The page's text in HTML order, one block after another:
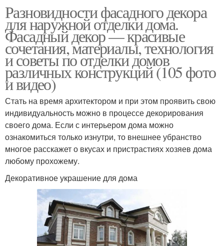
Разновидности фасадного декора
для наружной отделки дома.
Фасадный декор — красивые
сочетания, материалы, технология
и советы по отделки домов
различных конструкций (105 фото
и видео)
Стать на время архитектором и при этом проявить свою
индивидуальность можно в процессе декорирования
своего дома. Если с интерьером дома можно
ознакомиться только изнутри, то внешнее убранство
многое расскажет о вкусах и пристрастиях хозяев дома
любому прохожему.
Декоративное украшение для дома